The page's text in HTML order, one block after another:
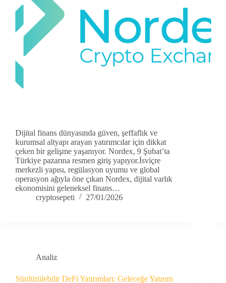
Dijital finans dünyasında güven, şeffaflık ve
kurumsal altyapı arayan yatırımcılar için dikkat
çeken bir gelişme yaşanıyor. Nordex, 9 Şubat’ta
Türkiye pazarına resmen giriş yapıyor.İsviçre
merkezli yapısı, regülasyon uyumu ve global
operasyon ağıyla öne çıkan Nordex, dijital varlık
ekonomisini geleneksel finans…
cryptosepeti
27/01/2026
Analiz
Sürdürülebilir DeFi Yatırımları: Geleceğe Yatırım